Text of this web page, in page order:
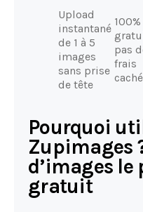
Upload
instantané
de 1 à 5
images
sans prise
de tête
100%
pas
frais
Pourquoi
Zupimages
d’images
gratuit